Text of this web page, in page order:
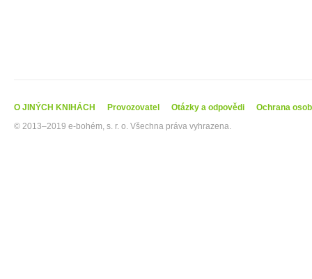
O JINÝCH KNIHÁCH Provozovatel Otázky a odpovědi
Ochrana
© 2013–2019 e-bohém, s. r. o. Všechna práva vyhrazena.